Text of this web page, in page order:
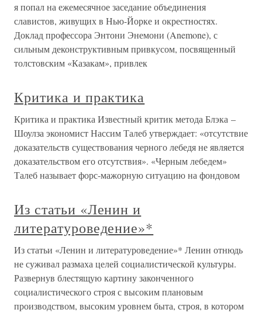
я попал на ежемесячное заседание объединения
славистов, живущих в Нью-Йорке и окрестностях.
Доклад профессора Энтони Энемони (Anemone), с
сильным деконструктивным привкусом, посвященный
толстовским «Казакам», привлек
Критика и практика
Критика и практика Известный критик метода Блэка –
Шоулза экономист Нассим Талеб утверждает: «отсутствие
доказательств существования черного лебедя не является
доказательством его отсутствия». «Черным лебедем»
Талеб называет форс-мажорную ситуацию на фондовом
Из статьи «Ленин и
литературоведение»*
Из статьи «Ленин и литературоведение»* Ленин отнюдь
не суживал размаха целей социалистической культуры.
Развернув блестящую картину законченного
социалистического строя с высоким плановым
производством, высоким уровнем быта, строя, в котором